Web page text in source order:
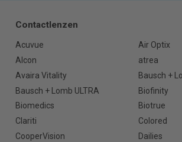
Contactlenzen
Acuvue
Air Optix
Alcon
atrea
Avaira Vitality
Bausch +
Bausch + Lomb ULTRA
Biofinity
Biomedics
Biotrue
Clariti
Colored
CooperVision
Dailies